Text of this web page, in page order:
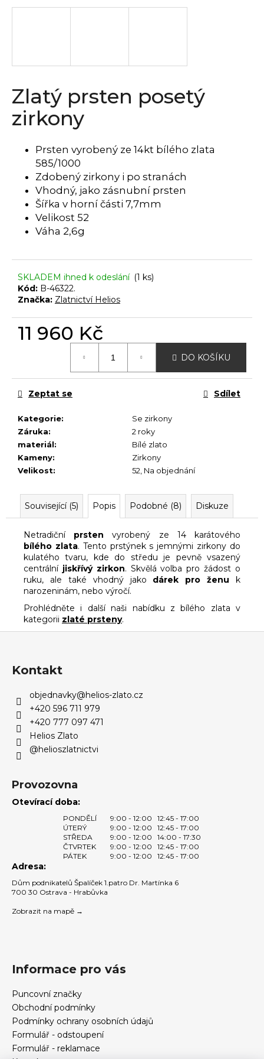
Zlatý prsten posetý
zirkony
Prsten vyrobený ze 14kt bílého zlata
585/1000
Zdobený zirkony i po stranách
Vhodný, jako zásnubní prsten
Šířka v horní části 7,7mm
Velikost 52
Váha 2,6g
SKLADEM ihned k odeslání (1 ks)
Kód: B-46322.
Značka: Zlatnictví Helios
11 960 Kč
DO KOŠÍKU
Kategorie:
Se zirkony
Záruka:
2 roky
materiál:
Bílé zlato
Kameny:
Zirkony
Velikost: 52, Na objednání
Zeptat se Sdílet
Související (5) Popis Podobné (8) Diskuze
Netradiční prsten vyrobený ze 14 karátového
bílého zlata. Tento prstýnek s jemnými zirkony do
kulatého tvaru, kde do středu je pevně vsazený
centrální jiskřívý zirkon. Skvělá volba pro žádost o
ruku, ale také vhodný jako dárek pro ženu k
narozeninám, nebo výročí.
Prohlédněte i další naši nabídku z bílého zlata v
kategorii zlaté prsteny.
t
u
e
m
e
Kontakt
objednavky@helios-zlato.cz
+420 596 711 979
+420 777 097 471
Helios Zlato
@helioszlatnictvi
Provozovna
Otevírací doba:
PONDĚLÍ 9:00 - 12:00
12:45 - 17:00
ÚTERÝ
9:00 - 12:00
12:45 - 17:00
STŘEDA
9:00 - 12:00
14:00 - 17:30
ČTVRTEK
9:00 - 12:00
12:45 - 17:00
PÁTEK
9:00 - 12:00 12:45 - 17:00
Adresa:
Dům podnikatelů Špalíček 1.patro Dr. Martínka 6
700 30 Ostrava - Hrabůvka
Zobrazit na mapě →
Informace pro vás
Puncovní značky
Obchodní podmínky
Podmínky ochrany osobních údajů
Formulář - odstoupení
Formulář - reklamace